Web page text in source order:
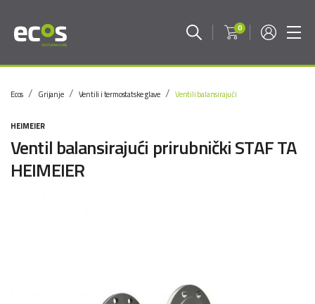
0
Ecos Grijanje Ventili i termostatske glave Ventili balansirajući
HEIMEIER
Ventil balansirajući prirubnički STAF TA
HEIMEIER